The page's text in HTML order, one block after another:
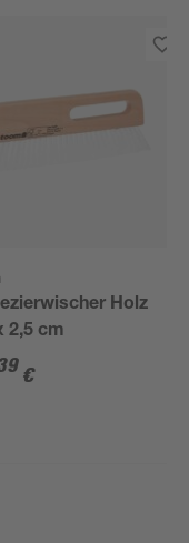
Holz
2,5 cm
€